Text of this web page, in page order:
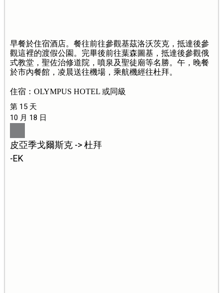
早餐於住宿酒店。餐往前往參觀基茲洛沃茨克，抵達後參
觀這裡的渡假公園。完畢後前往葉森圖基，抵達後參觀俄
式教堂，聖佐治修道院，噴泉及聖徒廟等名勝。午，晚餐
於市內餐館，凌晨送往機場，乘航機經往杜拜。
住宿：OLYMPUS HOTEL 或同級
第 15 天
10 月 18 日
皮亞季戈爾斯克 -> 杜拜
-EK